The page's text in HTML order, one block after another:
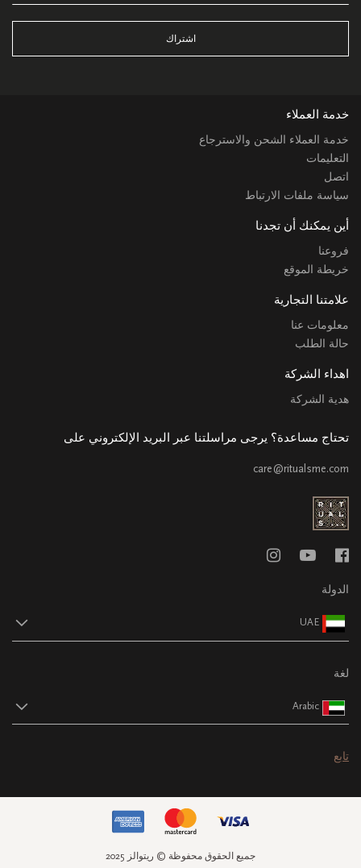
اشتراك
خدمة العملاء
خدمة العملاء الشحن والاسترجاع
التعليمات
اتصل
سياسة ملفات الارتباط
أين يمكنك أن تجدنا
فروعنا
خريطة الموقع
علامتنا التجارية
معلومات عنا
حالة الطلب
اهداء الشركة
هدية الشركة
تحتاج مساعدة؟ يرجى مراسلتنا عبر البريد الإلكتروني على
care@ritualsme.com
الدولة
UAE
لغة
Arabic
تابع
جميع الحقوق محفوظة © ريتوالز 2025